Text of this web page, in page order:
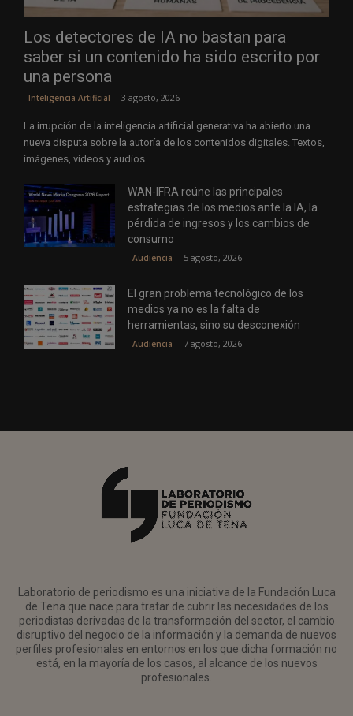
Los detectores de IA no bastan para
saber si un contenido ha sido escrito por
una persona
Inteligencia Artificial 3 agosto, 2026
La irrupción de la inteligencia artificial generativa ha abierto una
nueva disputa sobre la autoría de los contenidos digitales. Textos,
imágenes, vídeos y audios...
WAN-IFRA reúne las principales
estrategias de los medios ante la IA, la
pérdida de ingresos y los cambios de
consumo
Audiencia 5 agosto, 2026
El gran problema tecnológico de los
medios ya no es la falta de
herramientas, sino su desconexión
Audiencia 7 agosto, 2026
Laboratorio de periodismo es una iniciativa de la Fundación Luca
de Tena que nace para tratar de cubrir las necesidades de los
periodistas derivadas de la transformación del sector, el cambio
disruptivo del negocio de la información y la demanda de nuevos
perfiles profesionales en entornos en los que dicha formación no
está, en la mayoría de los casos, al alcance de los nuevos
profesionales.